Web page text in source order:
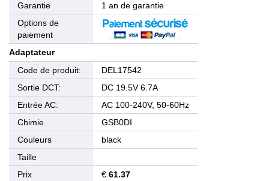
Garantie
1 an de garantie
Options de
paiement
Adaptateur
Code de produit:
DEL17542
Sortie DCT:
DC 19.5V 6.7A
Entrée AC:
AC 100-240V, 50-60Hz
Chimie
GSB0DI
Couleurs
black
Taille
Prix
€ 61.37